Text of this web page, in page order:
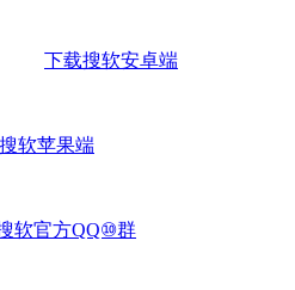
下载搜软安卓端
软苹果端
软官方QQ⑩群